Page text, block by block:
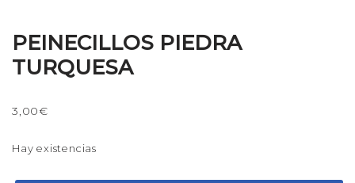
PEINECILLOS PIEDRA
TURQUESA
3,00€
Hay existencias